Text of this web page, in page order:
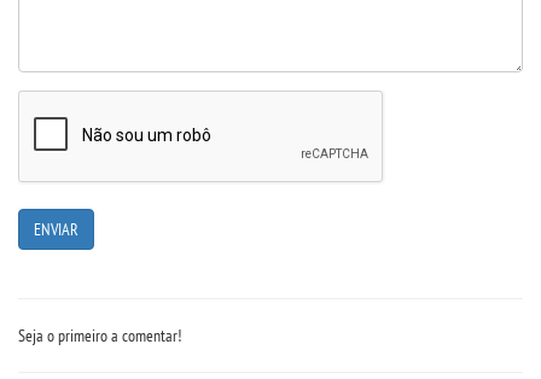
CONTATO
IMPRENSA
Seja o primeiro a comentar!